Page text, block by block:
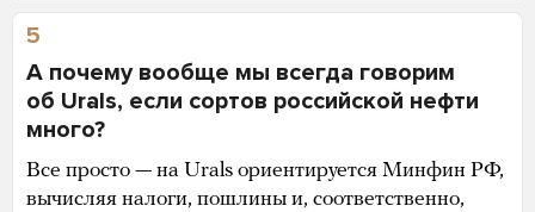
5
А почему вообще мы всегда говорим
об Urals, если сортов российской нефти
много?
Все просто — на Urals ориентируется Минфин РФ,
вычисляя налоги, пошлины и, соответственно,